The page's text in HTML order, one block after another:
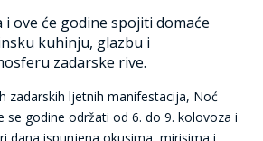
i ove će godine spojiti domaće
kuhinju, glazbu i
zadarske rive.
zadarskih ljetnih manifestacija, Noć
se godine održati od 6. do 9. kolovoza i